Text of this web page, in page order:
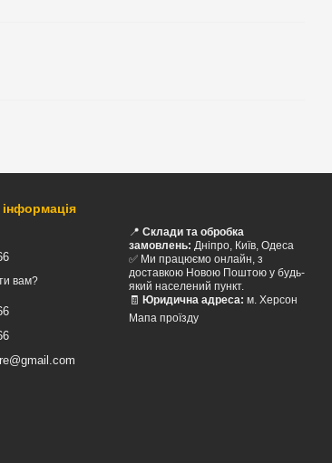
інформація
вам?
📍 Склади та обробка
замовлень: Дніпро, Київ, Одеса
✅ Ми працюємо онлайн, з
доставкою Новою Поштою у будь-
який населений пункт.
🧾 Юридична адреса: м. Херсон
Мапа проїзду